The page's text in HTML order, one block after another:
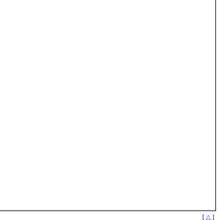
[ △ ]